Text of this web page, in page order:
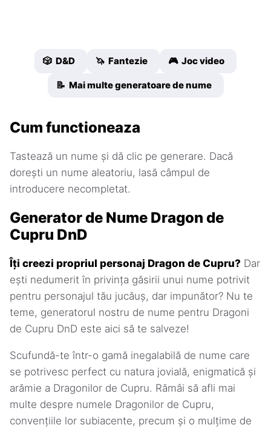
🎲 D&D 🦄 Fantezie 🎮 Joc video
📝 Mai multe generatoare de nume
Cum functioneaza
Tastează un nume și dă clic pe generare. Dacă
dorești un nume aleatoriu, lasă câmpul de
introducere necompletat.
Generator de Nume Dragon de
Cupru DnD
Îți creezi propriul personaj Dragon de Cupru? Dar
ești nedumerit în privința găsirii unui nume potrivit
pentru personajul tău jucăuș, dar impunător? Nu te
teme, generatorul nostru de nume pentru Dragoni
de Cupru DnD este aici să te salveze!
Scufundă-te într-o gamă inegalabilă de nume care
se potrivesc perfect cu natura jovială, enigmatică și
arămie a Dragonilor de Cupru. Rămâi să afli mai
multe despre numele Dragonilor de Cupru,
convențiile lor subiacente, precum și o mulțime de